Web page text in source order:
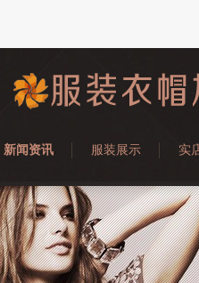
新闻资讯 服装展示 实